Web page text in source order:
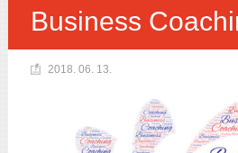
Business
2018. 06. 13.